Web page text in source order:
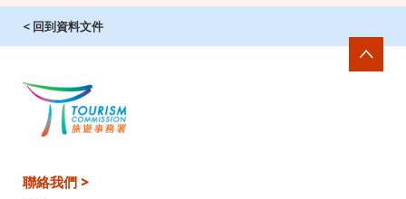
< 回到資料文件
聯絡我們 >